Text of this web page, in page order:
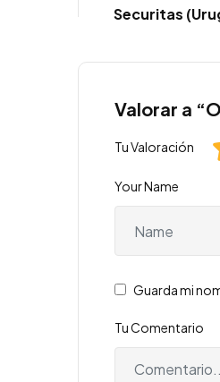
Securitas
Valorar a
Tu Valoración
Your Name
Guarda mi
Tu Comentario